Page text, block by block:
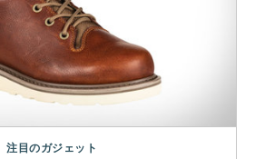
注目のガジェット